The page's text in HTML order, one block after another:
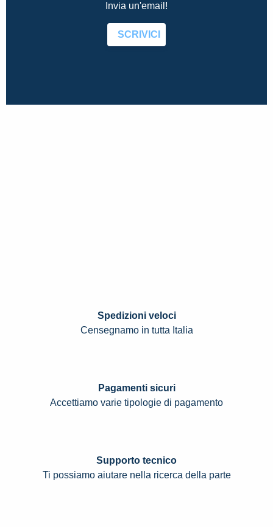
Invia un'email!
SCRIVICI
Spedizioni veloci
Censegnamo in tutta Italia
Pagamenti sicuri
Accettiamo varie tipologie di pagamento
Supporto tecnico
Ti possiamo aiutare nella ricerca della parte